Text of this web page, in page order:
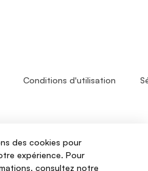
droits réservés.
Conditions d'utilisation
des cookies pour
expérience. Pour
consultez notre